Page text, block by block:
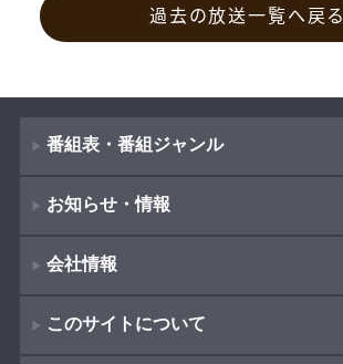
過去の放送一覧へ戻る
番組表・番組ジャンル
番組表
番組ジャンル
ドラマ
お知らせ・情報
新着情報
お知らせ
会社情報
会社概要
（Company Information）
このサイトについて